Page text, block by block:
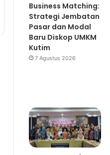
Business Matching:
Strategi Jembatan
Pasar dan Modal
Baru Diskop UMKM
Kutim
7 Agustus 2026